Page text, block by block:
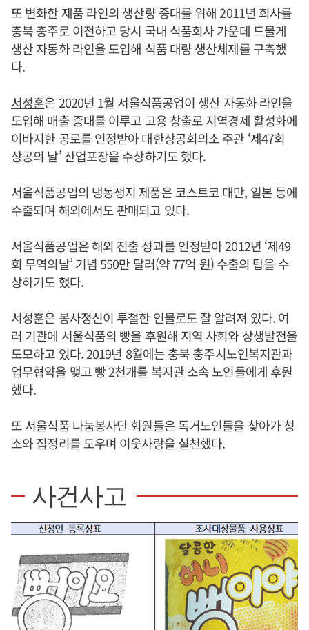
또 변화한 제품 라인의 생산량 증대를 위해 2011년 회사를
충북 충주로 이전하고 당시 국내 식품회사 가운데 드물게
생산 자동화 라인을 도입해 식품 대량 생산체제를 구축했
다.
서성훈은 2020년 1월 서울식품공업이 생산 자동화 라인을
도입해 매출 증대를 이루고 고용 창출로 지역경제 활성화에
이바지한 공로를 인정받아 대한상공회의소 주관 ‘제47회
상공의 날’ 산업포장을 수상하기도 했다.
서울식품공업의 냉동생지 제품은 코스트코 대만, 일본 등에
수출되며 해외에서도 판매되고 있다.
서울식품공업은 해외 진출 성과를 인정받아 2012년 ‘제49
회 무역의날’ 기념 550만 달러(약 77억 원) 수출의 탑을 수
상하기도 했다.
서성훈은 봉사정신이 투철한 인물로도 잘 알려져 있다. 여
러 기관에 서울식품의 빵을 후원해 지역 사회와 상생발전을
도모하고 있다. 2019년 8월에는 충북 충주시노인복지관과
업무협약을 맺고 빵 2천개를 복지관 소속 노인들에게 후원
했다.
또 서울식품 나눔봉사단 회원들은 독거노인들을 찾아가 청
소와 집정리를 도우며 이웃사랑을 실천했다.
사건사고